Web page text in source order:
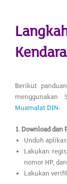
Berikut
menggunakan
Muamalat DIN:
1. Download dan
Unduh
Lakukan
nomor HP,
Lakukan